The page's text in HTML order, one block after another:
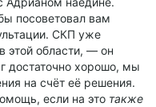
посоветовал вам
СКП уже
этой области, — он
достаточно хорошо, мы
на счёт её решения.
если на это также